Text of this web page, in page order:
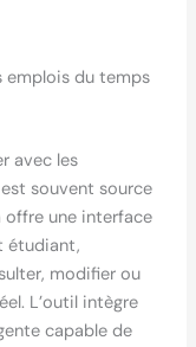
emplois du temps
avec les
souvent source
offre une interface
étudiant,
modifier ou
L’outil intègre
capable de